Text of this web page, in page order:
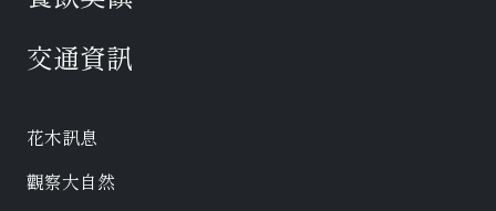
交通資訊
花木訊息
觀察大自然